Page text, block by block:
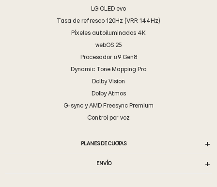
LG OLED evo
Tasa de refresco 120Hz (VRR 144Hz)
Píxeles autoiluminados 4K
webOS 25
Procesador α9 Gen8
Dynamic Tone Mapping Pro
Dolby Vision
Dolby Atmos
G-sync y AMD Freesync Premium
Control por voz
PLANES DE CUOTAS
ENVÍO